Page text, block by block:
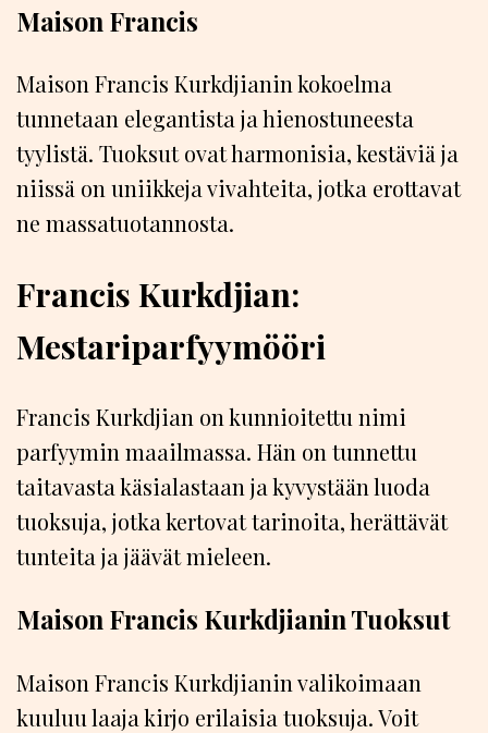
Maison Francis
Maison Francis Kurkdjianin kokoelma
tunnetaan elegantista ja hienostuneesta
tyylistä. Tuoksut ovat harmonisia, kestäviä ja
niissä on uniikkeja vivahteita, jotka erottavat
ne massatuotannosta.
Francis Kurkdjian:
Mestariparfyymööri
Francis Kurkdjian on kunnioitettu nimi
parfyymin maailmassa. Hän on tunnettu
taitavasta käsialastaan ja kyvystään luoda
tuoksuja, jotka kertovat tarinoita, herättävät
tunteita ja jäävät mieleen.
Maison Francis Kurkdjianin Tuoksut
Maison Francis Kurkdjianin valikoimaan
kuuluu laaja kirjo erilaisia tuoksuja. Voit